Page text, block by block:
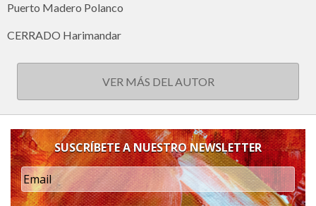
Puerto Madero Polanco
CERRADO Harimandar
VER MÁS DEL AUTOR
SUSCRÍBETE A NUESTRO NEWSLETTER